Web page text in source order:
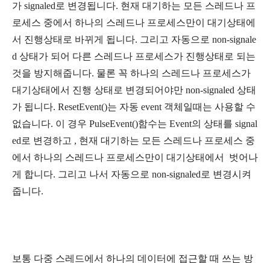
가 signaled로 변경됩니다. 현재 대기하는 모든 스레드나 프
로세스 중에서 하나의 스레드나 프로세스만이 대기상태에
서 진행상태로 바뀌게 됩니다. 그리고 자동으로 non-signale
d 상태가 되어 다른 스레드나 프로세스가 진행상태로 되는
것을 방지해줍니다. 물론 꼭 하나의 스레드나 프로세스가
대기상태에서 진행 상태로 변경되어야만 non-signaled 상태
가 됩니다. ResetEvent()는 자동 event 객체일때는 사용할 수
없습니다. 이 경우 PulseEvent()함수는 Event의 상태를 signal
ed로 변경하고 , 현재 대기하는 모든 스레드나 프로세스 중
에서 하나의 스레드나 프로세스만이 대기상태에서 벗어나
게 합니다. 그리고 나서 자동으로 non-signaled로 변경시켜
줍니다.
보통 다중 스레드에서 하나의 데이터에 접근할 때 쓰는 방